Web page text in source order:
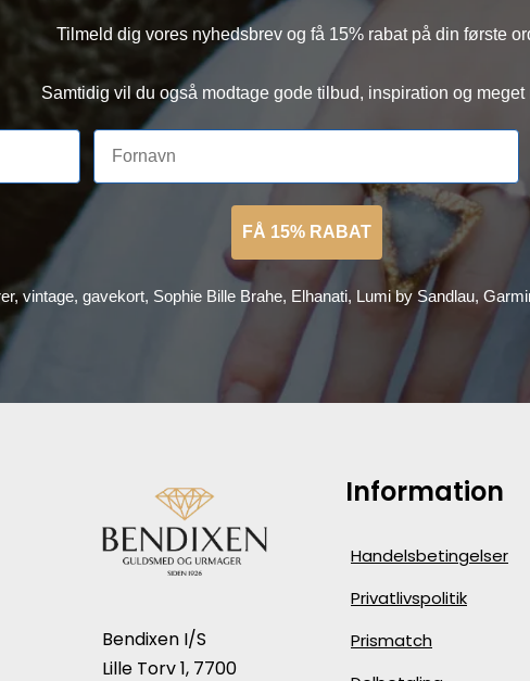
Tilmeld dig vores nyhedsbrev og få 15% rabat på din første
Samtidig vil du også modtage gode tilbud, inspiration og meget
FÅ 15% RABAT
vintage, gavekort, Sophie Bille Brahe, Elhanati, Lumi by Sandlau,
Bendixen I/S
Lille Torv 1, 7700
Information
Handelsbetingelser
Privatlivspolitik
Prismatch